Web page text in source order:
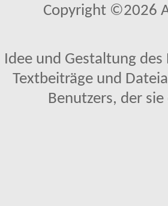
Copyright ©2026
Idee und Gestaltung
Textbeiträge und
Benutzers, der